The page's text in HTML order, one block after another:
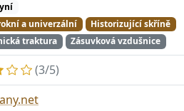
a univerzální
Historizující skříně
traktura
Zásuvková vzdušnice
(3/5)